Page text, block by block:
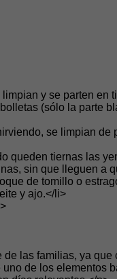
y se parten en
(sólo la parte
se limpian de
queden tiernas las
sin que lleguen a
de tomillo o
y ajo.</li>
las familias, ya que
de los elementos